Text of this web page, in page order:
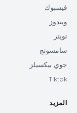
فيسبوك
ويندوز
تويتر
سامسونج
جوي بيكسيلز
Tiktok
المزيد